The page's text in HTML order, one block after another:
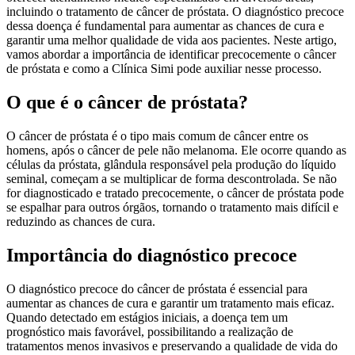
incluindo o tratamento de câncer de próstata. O diagnóstico precoce
dessa doença é fundamental para aumentar as chances de cura e
garantir uma melhor qualidade de vida aos pacientes. Neste artigo,
vamos abordar a importância de identificar precocemente o câncer
de próstata e como a Clínica Simi pode auxiliar nesse processo.
O que é o câncer de próstata?
O câncer de próstata é o tipo mais comum de câncer entre os
homens, após o câncer de pele não melanoma. Ele ocorre quando as
células da próstata, glândula responsável pela produção do líquido
seminal, começam a se multiplicar de forma descontrolada. Se não
for diagnosticado e tratado precocemente, o câncer de próstata pode
se espalhar para outros órgãos, tornando o tratamento mais difícil e
reduzindo as chances de cura.
Importância do diagnóstico precoce
O diagnóstico precoce do câncer de próstata é essencial para
aumentar as chances de cura e garantir um tratamento mais eficaz.
Quando detectado em estágios iniciais, a doença tem um
prognóstico mais favorável, possibilitando a realização de
tratamentos menos invasivos e preservando a qualidade de vida do